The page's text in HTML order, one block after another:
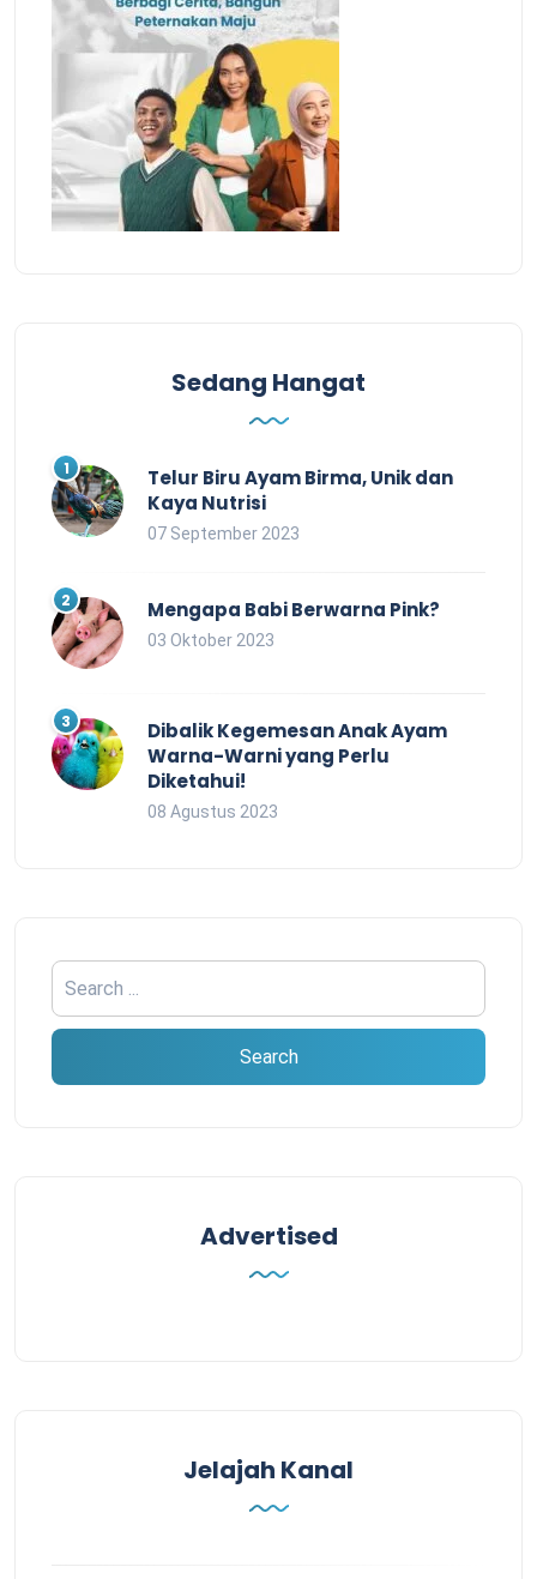
Sedang Hangat
Telur Biru Ayam Birma, Unik dan
Kaya Nutrisi
07 September 2023
Mengapa Babi Berwarna Pink?
03 Oktober 2023
Dibalik Kegemesan Anak Ayam
Warna-Warni yang Perlu
Diketahui!
08 Agustus 2023
Advertised
Jelajah Kanal